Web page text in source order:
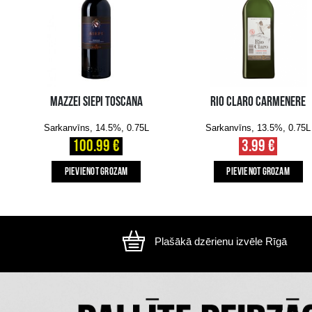
Attēls ir ilustratīvs, preces izskats var
CITI MŪSU KLIENTI IZVĒLAS